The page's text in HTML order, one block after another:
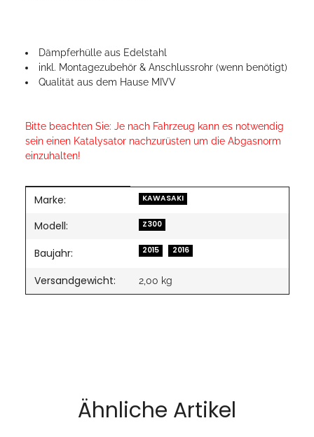
Dämpferhülle aus Edelstahl
inkl. Montagezubehör & Anschlussrohr (wenn benötigt)
Qualität aus dem Hause MIVV
Bitte beachten Sie: Je nach Fahrzeug kann es notwendig
sein einen Katalysator nachzurüsten um die Abgasnorm
einzuhalten!
Produkteigenschaft
Wert
Marke: KAWASAKI
Modell: Z300
Baujahr: 2015 2016
Versandgewicht: 2,00 kg
Ähnliche Artikel